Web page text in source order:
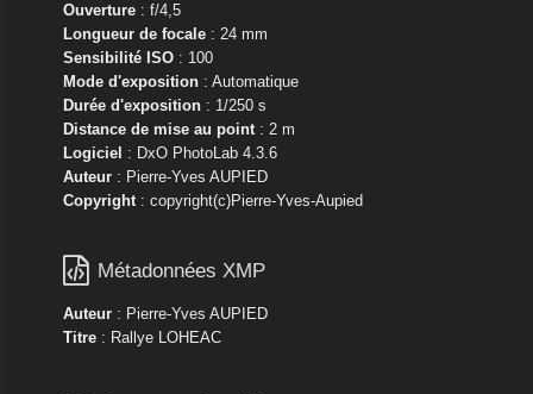
Ouverture: f/4,5
Longueur de focale: 24 mm
Sensibilité ISO: 100
Mode d'exposition: Automatique
Durée d'exposition: 1/250 s
Distance de mise au point: 2 m
Logiciel : DxO PhotoLab 4.3.6
Auteur: Pierre-Yves AUPIED
Copyright: copyright(c)Pierre-Yves-Aupied
 Métadonnées XMP
Auteur: Pierre-Yves AUPIED
Titre: Rallye LOHEAC